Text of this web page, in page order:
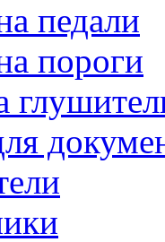
педали
пороги